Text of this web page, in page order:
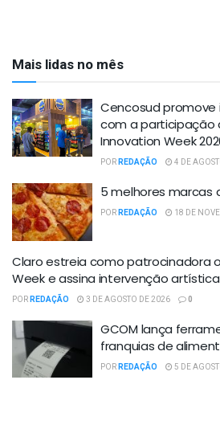
Mais lidas no mês
Cencosud promove
com a participação
Innovation Week
PORREDAÇÃO 4 DE
5 melhores marcas
PORREDAÇÃO 18 DE
Claro estreia como patrocinadora
Week e assina intervenção
PORREDAÇÃO 3 DE AGOSTO DE 2026 0
GCOM lança
franquias de
PORREDAÇÃO 5 DE